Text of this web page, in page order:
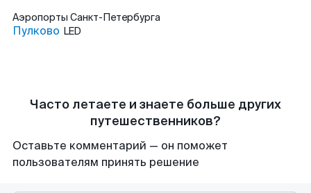
Аэропорты Санкт-Петербурга
Пулково LED
Часто летаете и знаете больше других
путешественников?
Оставьте комментарий — он поможет
пользователям принять решение